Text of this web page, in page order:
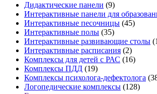
Дидактические панели (9)
Интерактивные панели для
Интерактивные песочницы (45)
Интерактивные полы (35)
Интерактивные развивающие столы
Интерактивные расписания (2)
Комплексы для детей с РАС (16)
Комплексы ПДД (19)
Комплексы психолога-дефектолога
Логопедические комплексы (128)